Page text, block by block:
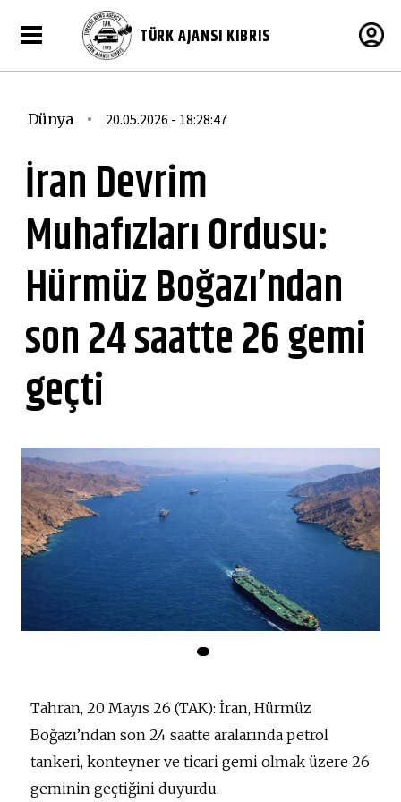
TÜRK AJANSI KIBRIS
Dünya 20.05.2026 - 18:28:47
İran Devrim
Muhafızları Ordusu:
Hürmüz Boğazı’ndan
son 24 saatte 26 gemi
geçti
Tahran, 20 Mayıs 26 (TAK): İran, Hürmüz
Boğazı’ndan son 24 saatte aralarında petrol
tankeri, konteyner ve ticari gemi olmak üzere 26
geminin geçtiğini duyurdu.